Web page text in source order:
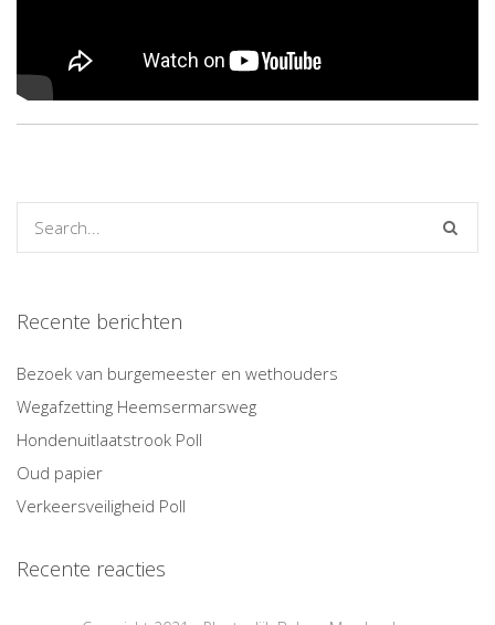
Recente berichten
Bezoek van burgemeester en wethouders
Wegafzetting Heemsermarsweg
Hondenuitlaatstrook Poll
Oud papier
Verkeersveiligheid Poll
Recente reacties